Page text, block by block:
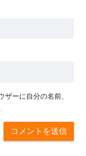
ーに自分の名前、